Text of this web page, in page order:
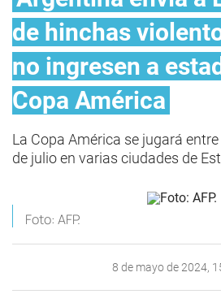
de hinchas
no ingresen a
Copa América
La Copa América se jugará
de julio en varias ciudades de
Foto: AFP.
8 de mayo de 2024,